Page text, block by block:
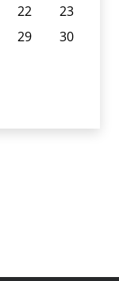
22
23
29
30